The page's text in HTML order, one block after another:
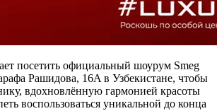
посетить официальный шоурум Smeg
Рашидова, 16A в Узбекистане, чтобы
вдохновлённую гармонией красоты
воспользоваться уникальной до конца